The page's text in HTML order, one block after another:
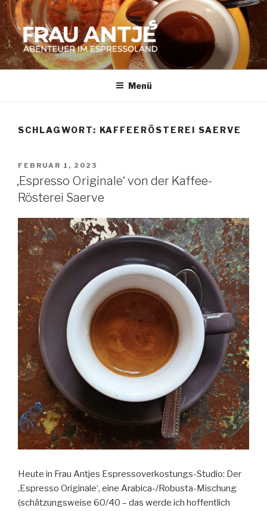
Zum
Inhalt
springen
FRAU ANTJES
Abenteuer im Espresso-Land
Menü
SCHLAGWORT: KAFFEERÖSTEREI SAERVE
VERÖFFENTLICHT
AM
FEBRUAR 1, 2023
‚Espresso Originale‘ von der Kaffee-
Rösterei Saerve
Heute in Frau Antjes Espressoverkostungs-Studio: Der
‚Espresso Originale‘, eine Arabica-/Robusta-Mischung
(schätzungsweise 60/40 – das werde ich hoffentlich